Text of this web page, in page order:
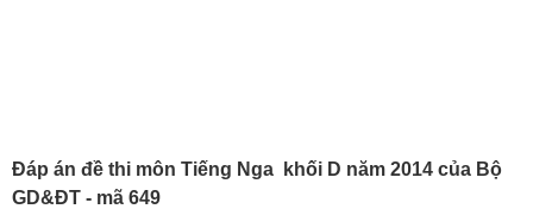
Đáp án đề thi môn Tiếng Nga khối D năm 2014 của Bộ
GD&ĐT - mã 649